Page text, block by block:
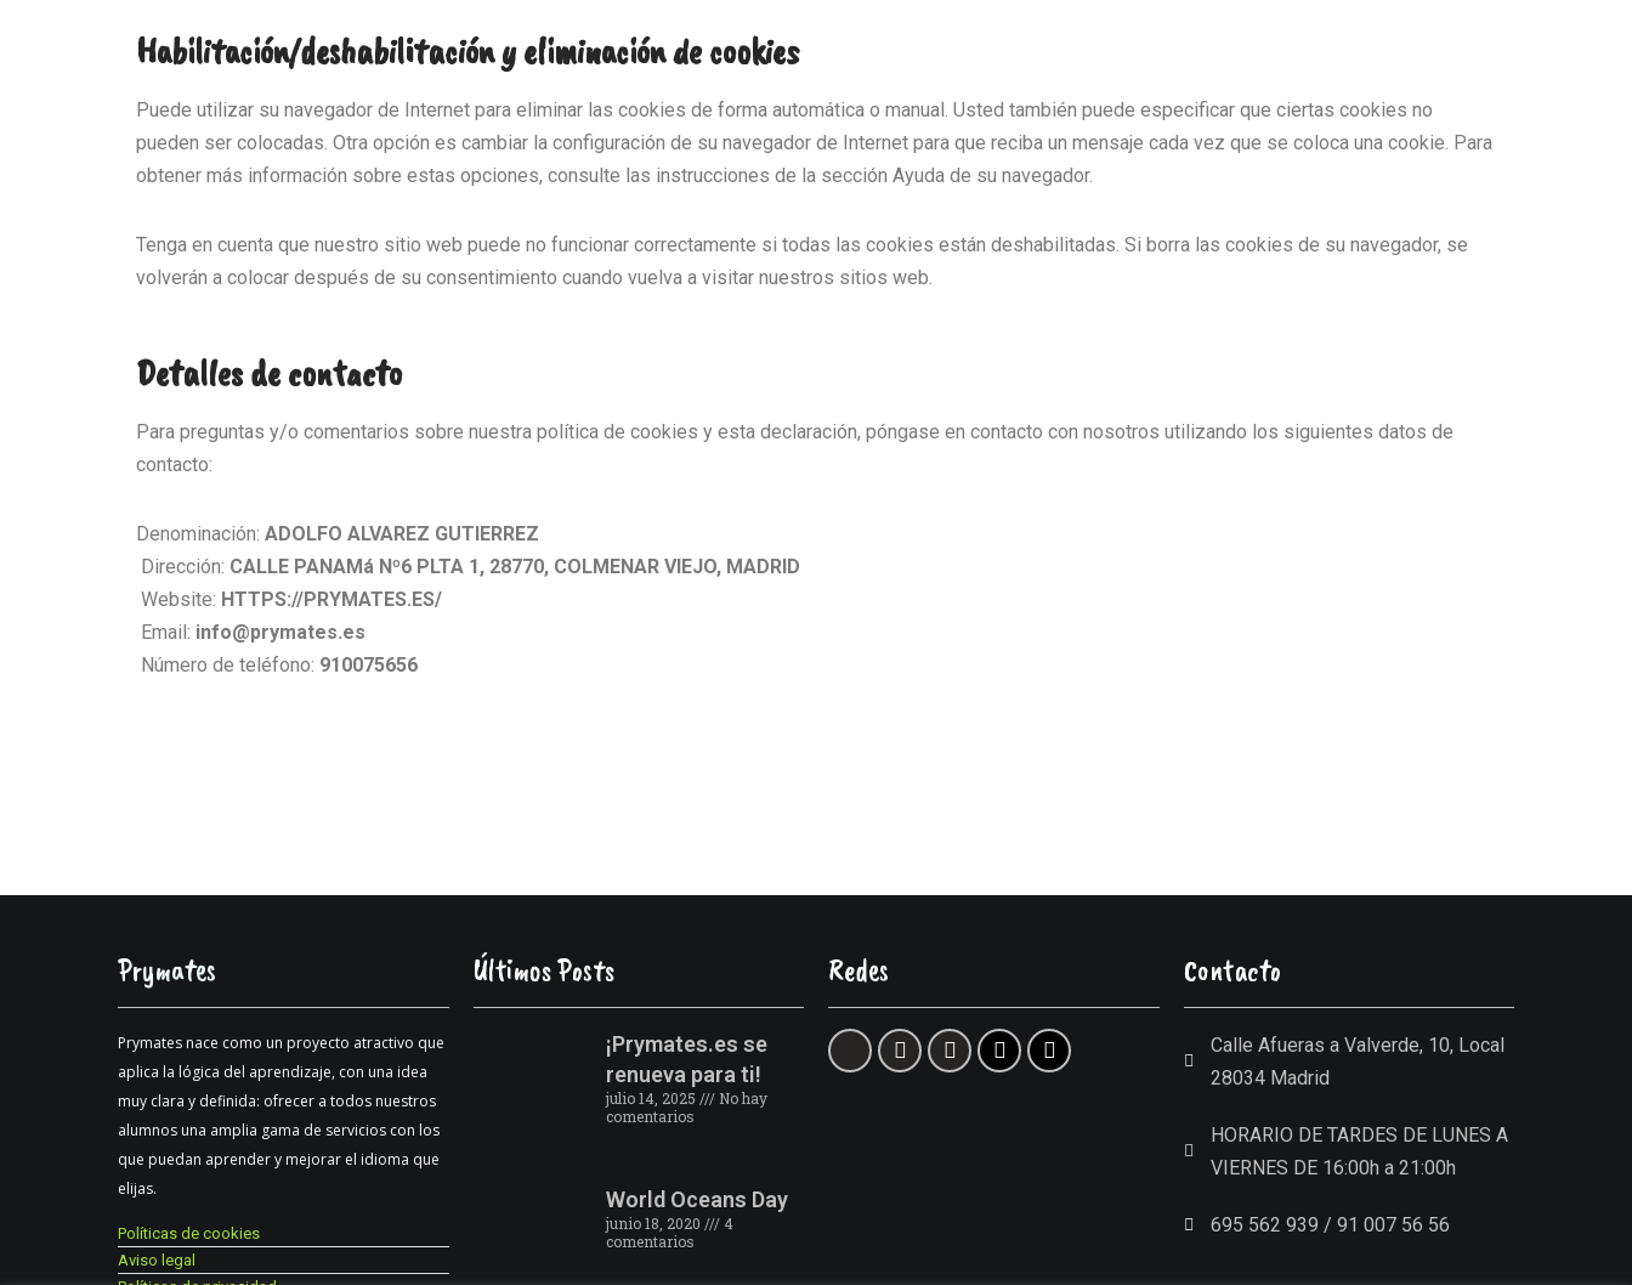
Habilitación/deshabilitación y eliminación de cookies
Puede utilizar su navegador de Internet para eliminar las cookies de forma automática o manual. Usted también puede especificar que ciertas cookies no
pueden ser colocadas. Otra opción es cambiar la configuración de su navegador de Internet para que reciba un mensaje cada vez que se coloca una cookie. Para
obtener más información sobre estas opciones, consulte las instrucciones de la sección Ayuda de su navegador.
Tenga en cuenta que nuestro sitio web puede no funcionar correctamente si todas las cookies están deshabilitadas. Si borra las cookies de su navegador, se
volverán a colocar después de su consentimiento cuando vuelva a visitar nuestros sitios web.
Detalles de contacto
Para preguntas y/o comentarios sobre nuestra política de cookies y esta declaración, póngase en contacto con nosotros utilizando los siguientes datos de
contacto:
Denominación: ADOLFO ALVAREZ GUTIERREZ
Dirección: CALLE PANAMá Nº6 PLTA 1, 28770, COLMENAR VIEJO, MADRID
Website: HTTPS://PRYMATES.ES/
Email: info@prymates.es
Número de teléfono: 910075656
Prymates
Prymates nace como un proyecto atractivo que
aplica la lógica del aprendizaje, con una idea
muy clara y definida: ofrecer a todos nuestros
alumnos una amplia gama de servicios con los
que puedan aprender y mejorar el idioma que
elijas.
Políticas de cookies
Aviso legal
Últimos Posts
¡Prymates.es se
renueva para ti!
julio 14, 2025
No hay
comentarios
World Oceans Day
junio 18, 2020
4
comentarios
Redes Contacto
Calle Afueras a Valverde, 10, Local
28034 Madrid
HORARIO DE TARDES DE LUNES A
VIERNES DE 16:00h a 21:00h
695 562 939 / 91 007 56 56